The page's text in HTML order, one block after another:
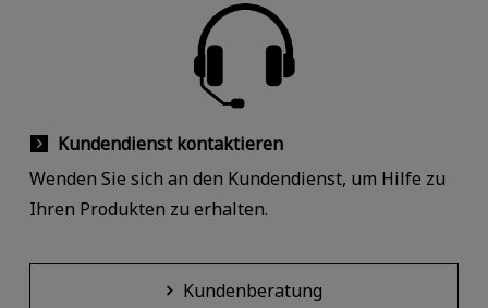
Kundendienst kontaktieren
Wenden Sie sich an den Kundendienst, um Hilfe zu
Ihren Produkten zu erhalten.
Kundenberatung